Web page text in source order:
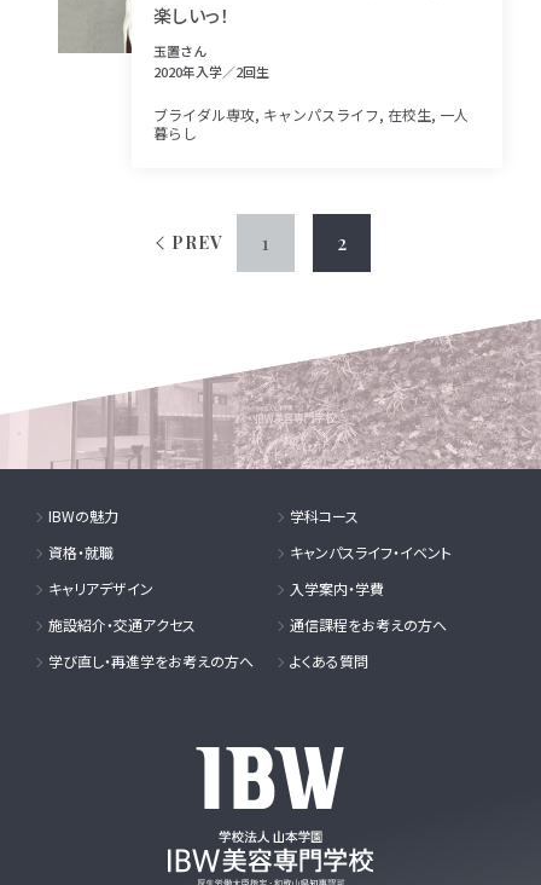
楽しいっ！
玉置さん
2020年入学／2回生
ブライダル専攻, キャンパスライフ, 在校生, 一人
暮らし
PREV 1 2
IBWの魅力
学科コース
資格・就職
キャンパスライフ・イベント
キャリアデザイン
入学案内・学費
施設紹介・交通アクセス
通信課程をお考えの方へ
学び直し・再進学をお考えの方へ
よくある質問